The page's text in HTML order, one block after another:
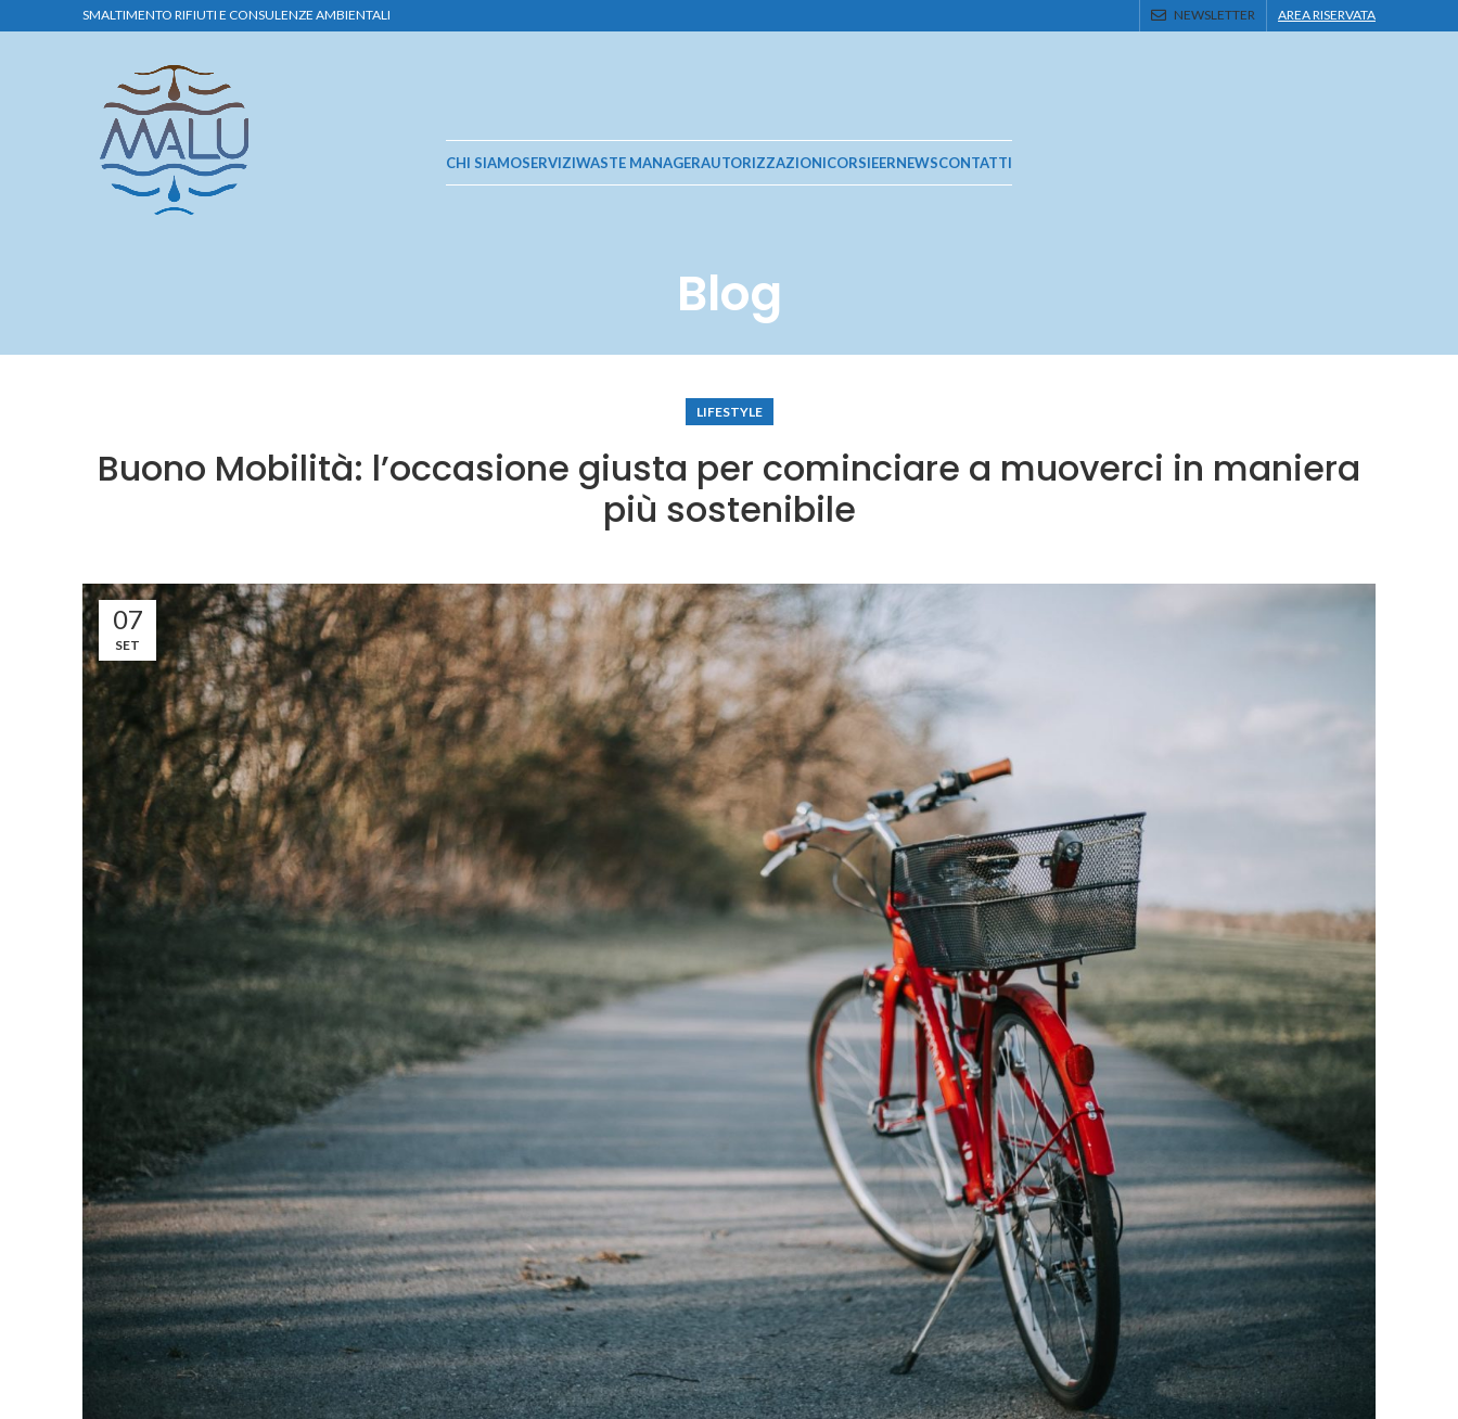
SMALTIMENTO RIFIUTI E CONSULENZE AMBIENTALI NEWSLETTER AREA RISERVATA
CHI SIAMOSERVIZIWASTE MANAGERAUTORIZZAZIONICORSIEERNEWSCONTATTI
Blog
LIFESTYLE
Buono Mobilità: l’occasione giusta per cominciare a muoverci in maniera
più sostenibile
07
SET